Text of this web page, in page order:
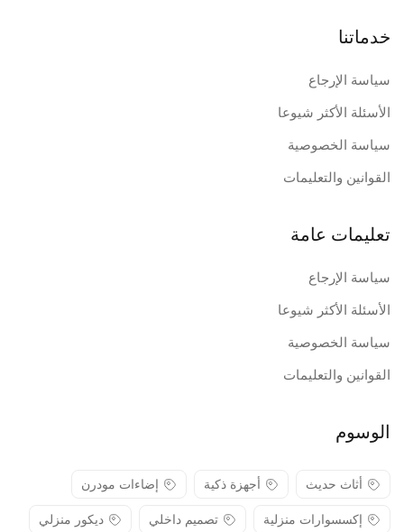
خدماتنا
سياسة الإرجاع
الأسئلة الأكثر شيوعا
سياسة الخصوصية
القوانين والتعليمات
تعليمات عامة
سياسة الإرجاع
الأسئلة الأكثر شيوعا
سياسة الخصوصية
القوانين والتعليمات
الوسوم
أثاث حديث أجهزة ذكية
إضاءات مودرن
إكسسوارات منزلية
تصميم داخلي
ديكور منزلي